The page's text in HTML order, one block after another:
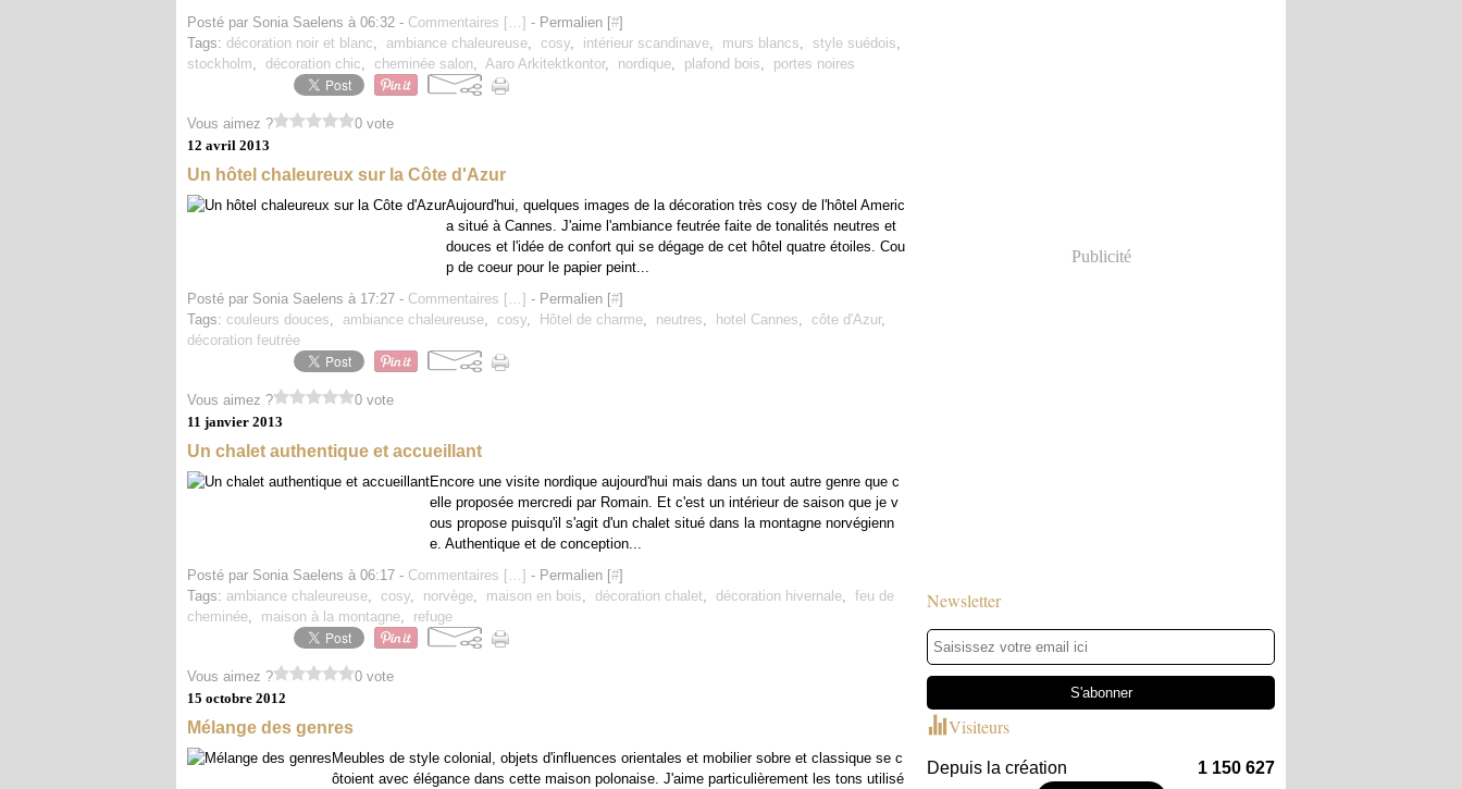
Posté par Sonia Saelens à 06:32 - Commentaires […] - Permalien [#]
Tags: décoration noir et blanc, ambiance chaleureuse, cosy, intérieur scandinave, murs blancs, style suédois,
stockholm, décoration chic, cheminée salon, Aaro Arkitektkontor, nordique, plafond bois, portes noires
Vous aimez ?
0 vote
12 avril 2013
Un hôtel chaleureux sur la Côte d'Azur
Aujourd'hui, quelques images de la décoration très cosy de l'hôtel Americ
a situé à Cannes. J'aime l'ambiance feutrée faite de tonalités neutres et
douces et l'idée de confort qui se dégage de cet hôtel quatre étoiles. Cou
p de coeur pour le papier peint...
Posté par Sonia Saelens à 17:27 - Commentaires […] - Permalien [#]
Tags: couleurs douces, ambiance chaleureuse, cosy, Hôtel de charme, neutres, hotel Cannes, côte d'Azur,
décoration feutrée
Vous aimez ?
0 vote
11 janvier 2013
Un chalet authentique et accueillant
Encore une visite nordique aujourd'hui mais dans un tout autre genre que c
elle proposée mercredi par Romain. Et c'est un intérieur de saison que je v
ous propose puisqu'il s'agit d'un chalet situé dans la montagne norvégienn
e. Authentique et de conception...
Posté par Sonia Saelens à 06:17 - Commentaires […] - Permalien [#]
Tags: ambiance chaleureuse, cosy, norvège, maison en bois, décoration chalet, décoration hivernale, feu de
cheminée, maison à la montagne, refuge
Vous aimez ?
0 vote
15 octobre 2012
Mélange des genres
Meubles de style colonial, objets d'influences orientales et mobilier sobre et classique se c
ôtoient avec élégance dans cette maison polonaise. J'aime particulièrement les tons utilisé
Publicité
Newsletter
Visiteurs
Depuis la création
1 150 627